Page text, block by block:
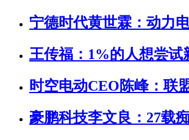
宁德时代黄世霖：动力
王传福：1%的人想尝试
时空电动CEO陈峰：联
豪鹏科技李文良：27载